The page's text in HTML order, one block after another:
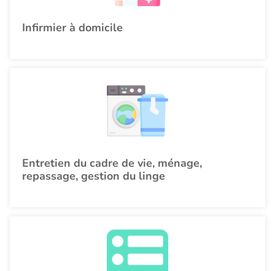
Infirmier à domicile
Entretien du cadre de vie, ménage,
repassage, gestion du linge